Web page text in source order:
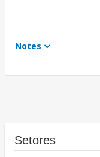
Notes
Setores